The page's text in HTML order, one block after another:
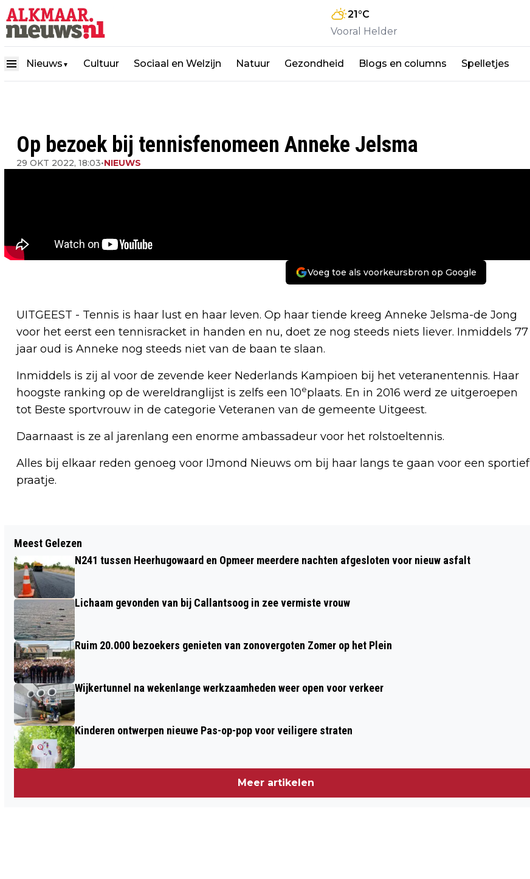
21°C
Vooral Helder
Nieuws ▼ Cultuur Sociaal en Welzijn Natuur Gezondheid Blogs en columns Spelletjes
Op bezoek bij tennisfenomeen Anneke Jelsma
29 OKT 2022, 18:03•NIEUWS
Voeg toe als voorkeursbron op Google
UITGEEST - Tennis is haar lust en haar leven. Op haar tiende kreeg Anneke Jelsma-de Jong
voor het eerst een tennisracket in handen en nu, doet ze nog steeds niets liever. Inmiddels 77
jaar oud is Anneke nog steeds niet van de baan te slaan.
Inmiddels is zij al voor de zevende keer Nederlands Kampioen bij het veteranentennis. Haar
hoogste ranking op de wereldranglijst is zelfs een 10eplaats. En in 2016 werd ze uitgeroepen
tot Beste sportvrouw in de categorie Veteranen van de gemeente Uitgeest.
Daarnaast is ze al jarenlang een enorme ambassadeur voor het rolstoeltennis.
Alles bij elkaar reden genoeg voor IJmond Nieuws om bij haar langs te gaan voor een sportief
praatje.
HET HOF VAN KIJK UIT, DAGBESTEDING
IN HET BOS
ONGEVAL SCHAGERWEG
Meest Gelezen
N241 tussen Heerhugowaard en Opmeer meerdere nachten afgesloten voor nieuw asfalt
Lichaam gevonden van bij Callantsoog in zee vermiste vrouw
Ruim 20.000 bezoekers genieten van zonovergoten Zomer op het Plein
Wijkertunnel na wekenlange werkzaamheden weer open voor verkeer
Kinderen ontwerpen nieuwe Pas-op-pop voor veiligere straten
Meer artikelen